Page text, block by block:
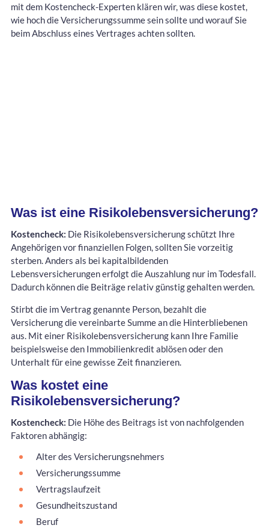
mit dem Kostencheck-Experten klären wir, was diese kostet,
wie hoch die Versicherungssumme sein sollte und worauf Sie
beim Abschluss eines Vertrages achten sollten.
Was ist eine Risikolebensversicherung?
Kostencheck: Die Risikolebensversicherung schützt Ihre
Angehörigen vor finanziellen Folgen, sollten Sie vorzeitig
sterben. Anders als bei kapitalbildenden
Lebensversicherungen erfolgt die Auszahlung nur im Todesfall.
Dadurch können die Beiträge relativ günstig gehalten werden.
Stirbt die im Vertrag genannte Person, bezahlt die
Versicherung die vereinbarte Summe an die Hinterbliebenen
aus. Mit einer Risikolebensversicherung kann Ihre Familie
beispielsweise den Immobilienkredit ablösen oder den
Unterhalt für eine gewisse Zeit finanzieren.
Was kostet eine
Risikolebensversicherung?
Kostencheck: Die Höhe des Beitrags ist von nachfolgenden
Faktoren abhängig:
Alter des Versicherungsnehmers
Versicherungssumme
Vertragslaufzeit
Gesundheitszustand
Beruf